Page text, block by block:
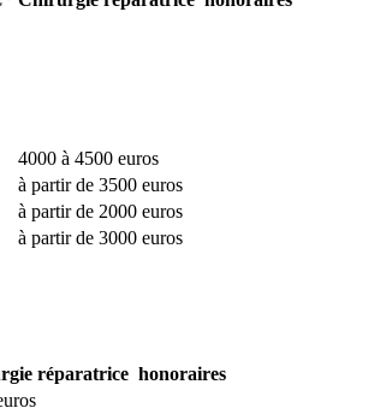
4000 à 4500 euros
à partir de 3500 euros
à partir de 2000 euros
à partir de 3000 euros
réparatrice honoraires